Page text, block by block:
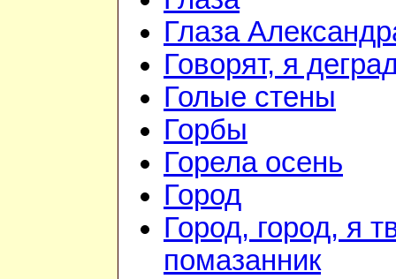
Глаза
Говорят, я
Голые стены
Горбы
Горела осень
Город
Город, город, я
помазанник